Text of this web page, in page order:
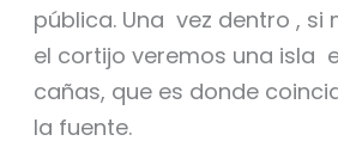
pública. Una vez dentro , si
el cortijo veremos una isla
cañas, que es donde
la fuente.